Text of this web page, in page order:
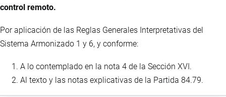
control remoto.
Por aplicación de las Reglas Generales Interpretativas del
Sistema Armonizado 1 y 6, y conforme:
A lo contemplado en la nota 4 de la Sección XVI.
Al texto y las notas explicativas de la Partida 84.79.